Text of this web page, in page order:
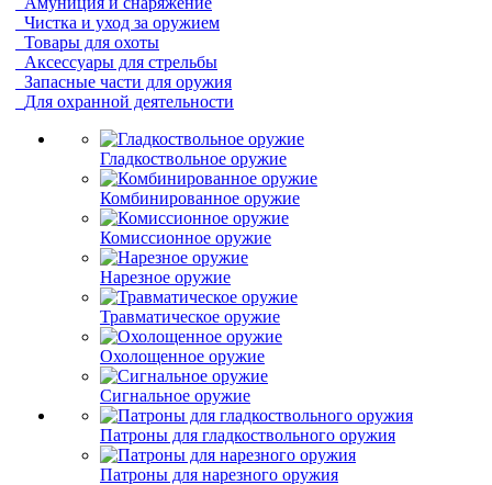
Чистка и уход за оружием
Товары для охоты
Аксессуары для стрельбы
Запасные части для оружия
Для охранной деятельности
Гладкоствольное оружие
Комбинированное оружие
Комиссионное оружие
Нарезное оружие
Травматическое оружие
Охолощенное оружие
Сигнальное оружие
Патроны для гладкоствольного оружия
Патроны для нарезного оружия